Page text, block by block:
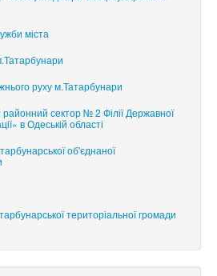
міста
руху м.Татарбунари
районний сектор № 2 Філії Державної
в Одеській області
об'єднаної
територіальної громади